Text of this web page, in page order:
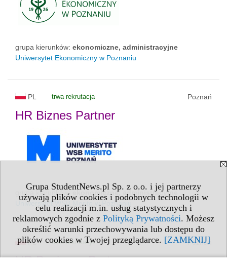
Grupa StudentNews.pl Sp. z o.o. i jej partnerzy
używają plików cookies i podobnych technologii w
celu realizacji m.in. usług statystycznych i
reklamowych zgodnie z Polityką Prywatności. Możesz
określić warunki przechowywania lub dostępu do
plików cookies w Twojej przeglądarce. [ZAMKNIJ]
grupa kierunków: ekonomiczne, administracyjne
Uniwersytet Ekonomiczny w Poznaniu
PL trwa rekrutacja Poznań
HR Biznes Partner
grupa kierunków:
ekonomiczne, administracyjne
Uniwersytet WSB Merito w Poznaniu
PL trwa rekrutacja Poznań
HR Business Partner